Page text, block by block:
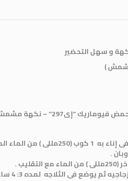
و سهل التحضير
)
– لون غذائي (أصفر غروب الشمس “إى.(“110
من الماء المغلى .
.
.
الثلاجه لمده 3: 4 ساعات أو حتى تمام التماسك .